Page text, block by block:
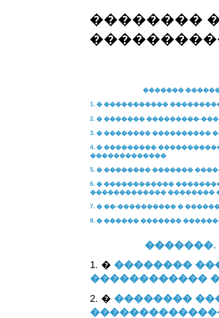
��������
�������
1. � �����������
2. � ������� ���������-
3. � �������� ����������
4. � ���������
�������������
5. � �������� �������
6. � ������������
������������� ��������
7. � ��-���������� �
8. � ������ �������
�������.
1. � ��������
������������
2. � ��������